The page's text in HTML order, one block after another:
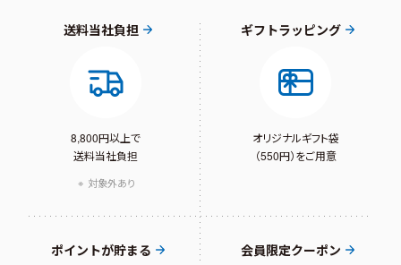
送料当社負担
8,800円以上で
送料当社負担
対象外あり
ギフトラッピング
オリジナルギフト袋
（550円）をご用意
ポイントが貯まる 会員限定クーポン